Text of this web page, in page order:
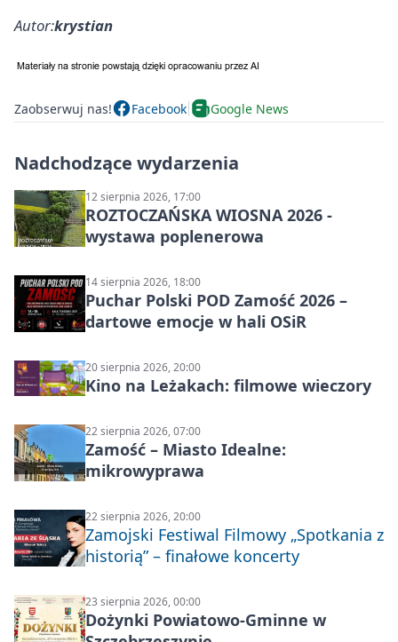
Autor:krystian
Zaobserwuj nas! Facebook Google News
Nadchodzące wydarzenia
12 sierpnia 2026, 17:00
ROZTOCZAŃSKA WIOSNA 2026 -
wystawa poplenerowa
14 sierpnia 2026, 18:00
Puchar Polski POD Zamość 2026 –
dartowe emocje w hali OSiR
20 sierpnia 2026, 20:00
Kino na Leżakach: filmowe wieczory
22 sierpnia 2026, 07:00
Zamość – Miasto Idealne:
mikrowyprawa
22 sierpnia 2026, 20:00
Zamojski Festiwal Filmowy „Spotkania z
historią” – finałowe koncerty
23 sierpnia 2026, 00:00
Dożynki Powiatowo-Gminne w